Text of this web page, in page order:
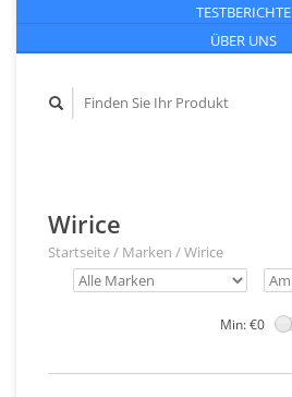
TESTBERICHTE
ÜBER UNS
Wirice
Startseite/ Marken /Wirice
Min: €0